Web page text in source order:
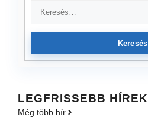
Keresés
LEGFRISSEBB HÍREK
Még több hír